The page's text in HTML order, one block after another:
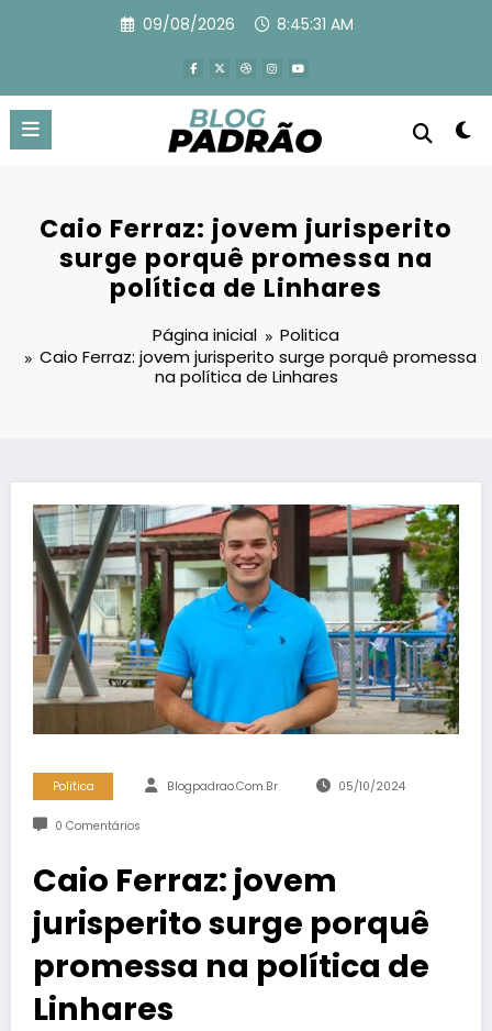
09/08/2026 8:45:32 AM
Caio Ferraz: jovem jurisperito
surge porquê promessa na
política de Linhares
Página inicial
Politica
Caio Ferraz: jovem jurisperito surge porquê promessa
na política de Linhares
Politica Blogpadrao.com.br 05/10/2024
0 Comentários
Caio Ferraz: jovem
jurisperito surge porquê
promessa na política de
Linhares